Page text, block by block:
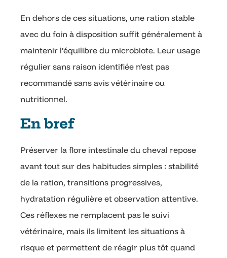
En dehors de ces situations, une ration stable
avec du foin à disposition suffit généralement à
maintenir l’équilibre du microbiote. Leur usage
régulier sans raison identifiée n’est pas
recommandé sans avis vétérinaire ou
nutritionnel.
En bref
Préserver la flore intestinale du cheval repose
avant tout sur des habitudes simples : stabilité
de la ration, transitions progressives,
hydratation régulière et observation attentive.
Ces réflexes ne remplacent pas le suivi
vétérinaire, mais ils limitent les situations à
risque et permettent de réagir plus tôt quand